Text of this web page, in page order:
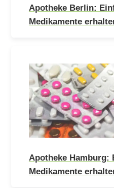
Apotheke Berlin:
Medikamente
Apotheke Hamburg:
Medikamente